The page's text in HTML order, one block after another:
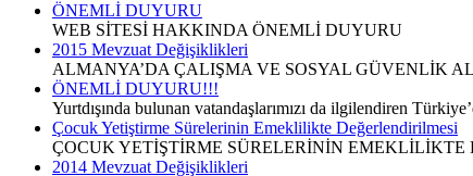
ÖNEMLİ DUYURU
WEB SİTESİ HAKKINDA ÖNEMLİ DUYURU
2015 Mevzuat Değişiklikleri
ALMANYA’DA ÇALIŞMA VE SOSYAL GÜVENLİK
ÖNEMLİ DUYURU!!!
Yurtdışında bulunan vatandaşlarımızı da ilgilendiren
Çocuk Yetiştirme Sürelerinin Emeklilikte Değerlendirilmesi
ÇOCUK YETİŞTİRME SÜRELERİNİN
2014 Mevzuat Değişiklikleri